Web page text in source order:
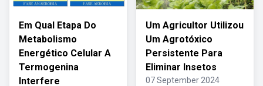
Em Qual Etapa Do
Metabolismo
Energético Celular A
Termogenina
Interfere
Um Agricultor Utilizou
Um Agrotóxico
Persistente Para
Eliminar Insetos
07 September 2024